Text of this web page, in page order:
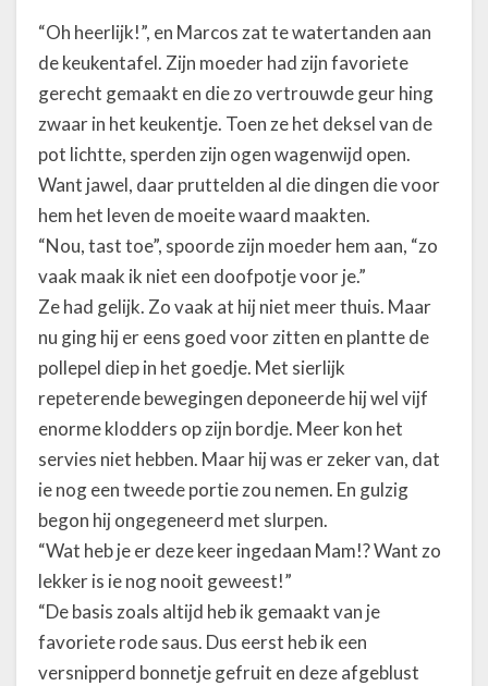
“Oh heerlijk!”, en Marcos zat te watertanden aan
de keukentafel. Zijn moeder had zijn favoriete
gerecht gemaakt en die zo vertrouwde geur hing
zwaar in het keukentje. Toen ze het deksel van de
pot lichtte, sperden zijn ogen wagenwijd open.
Want jawel, daar pruttelden al die dingen die voor
hem het leven de moeite waard maakten.
“Nou, tast toe”, spoorde zijn moeder hem aan, “zo
vaak maak ik niet een doofpotje voor je.”
Ze had gelijk. Zo vaak at hij niet meer thuis. Maar
nu ging hij er eens goed voor zitten en plantte de
pollepel diep in het goedje. Met sierlijk
repeterende bewegingen deponeerde hij wel vijf
enorme klodders op zijn bordje. Meer kon het
servies niet hebben. Maar hij was er zeker van, dat
ie nog een tweede portie zou nemen. En gulzig
begon hij ongegeneerd met slurpen.
“Wat heb je er deze keer ingedaan Mam!? Want zo
lekker is ie nog nooit geweest!”
“De basis zoals altijd heb ik gemaakt van je
favoriete rode saus. Dus eerst heb ik een
versnipperd bonnetje gefruit en deze afgeblust